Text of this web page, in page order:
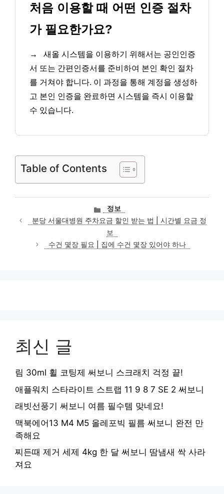
처음 이용할 때 어떤 인증 절차
가 필요한가요?
→
새올 시스템을 이용하기 위해서는 공인인증
서 또는 간편인증서를 준비하여 본인 확인 절차
를 거쳐야 합니다. 이 과정을 통해 계정을 생성하
고 본인 인증을 완료하면 시스템을 즉시 이용할
수 있습니다.
Table of Contents
카
테
고
리
정보
분당 서울대병원 주차요금 할인 받는 법 | 시간별 요금 정
보
수건 몇장 필요 | 집에 수건 몇장 있어야 하나
최신 글
림 30ml 휠 코팅제 써보니 스크래치 걱정 끝!
애플워치 스타라이트 스트랩 11 9 8 7 SE 2 써보니
래빗선풍기 써보니 여름 필수템 맞네요!
맥북에어13 M4 M5 올레포빅 필름 써보니 완전 만
족해요
찌든때 제거 세제 4kg 한 달 써보니 땀냄새 싹 사라
져요